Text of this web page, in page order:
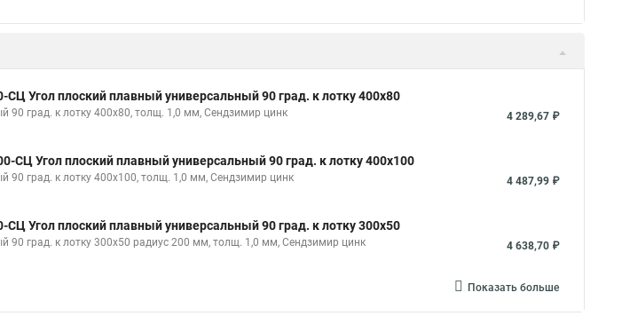
Угол плоский плавный универсальный 90 град. к лотку 400х80
90 град. к лотку 400х80, толщ. 1,0 мм, Сендзимир цинк 4 289,67 ₽
СЦ Угол плоский плавный универсальный 90 град. к лотку 400х100
90 град. к лотку 400х100, толщ. 1,0 мм, Сендзимир цинк 4 487,99 ₽
Угол плоский плавный универсальный 90 град. к лотку 300х50
90 град. к лотку 300х50 радиус 200 мм, толщ. 1,0 мм, Сендзимир цинк 4 638,70 ₽
Показать больше